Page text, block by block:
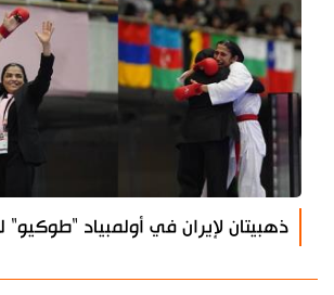
ذهبيتان لإيران في أولمبياد "طوكيو"